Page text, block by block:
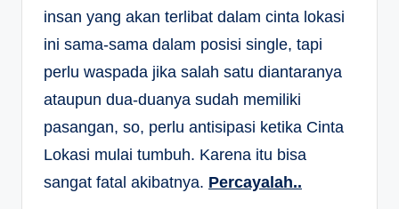
insan yang akan terlibat dalam cinta lokasi
ini sama-sama dalam posisi single, tapi
perlu waspada jika salah satu diantaranya
ataupun dua-duanya sudah memiliki
pasangan, so, perlu antisipasi ketika Cinta
Lokasi mulai tumbuh. Karena itu bisa
sangat fatal akibatnya. Percayalah..